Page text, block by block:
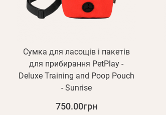
Сумка для ласощів і пакетів
для прибирання PetPlay -
Deluxe Training and Poop Pouch
- Sunrise
750.00грн
Пароль